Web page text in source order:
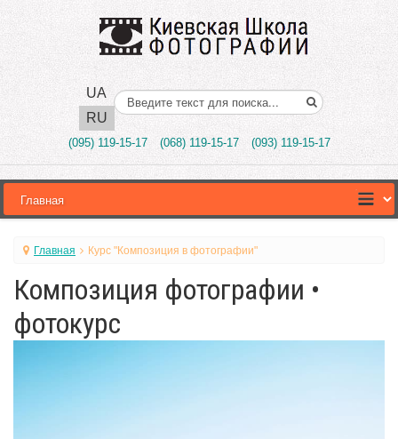
UA
RU
Поиск..
(095) 119-15-17 (068) 119-15-17 (093) 119-15-17
Главная Курс "Композиция в фотографии"
Композиция фотографии •
фотокурс